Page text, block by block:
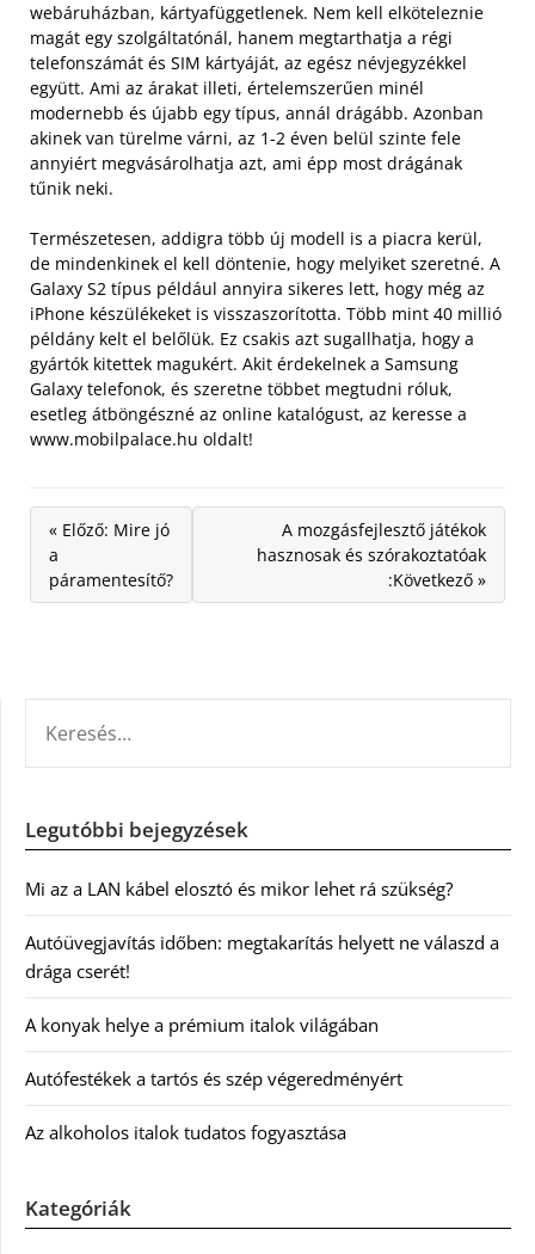
webáruházban, kártyafüggetlenek. Nem kell elköteleznie
magát egy szolgáltatónál, hanem megtarthatja a régi
telefonszámát és SIM kártyáját, az egész névjegyzékkel
együtt. Ami az árakat illeti, értelemszerűen minél
modernebb és újabb egy típus, annál drágább. Azonban
akinek van türelme várni, az 1-2 éven belül szinte fele
annyiért megvásárolhatja azt, ami épp most drágának
tűnik neki.
Természetesen, addigra több új modell is a piacra kerül,
de mindenkinek el kell döntenie, hogy melyiket szeretné. A
Galaxy S2 típus például annyira sikeres lett, hogy még az
iPhone készülékeket is visszaszorította. Több mint 40 millió
példány kelt el belőlük. Ez csakis azt sugallhatja, hogy a
gyártók kitettek magukért. Akit érdekelnek a Samsung
Galaxy telefonok, és szeretne többet megtudni róluk,
esetleg átböngészné az online katalógust, az keresse a
www.mobilpalace.hu oldalt!
« Előző: Mire jó
a
páramentesítő?
A mozgásfejlesztő játékok
hasznosak és szórakoztatóak
:Következő »
Legutóbbi bejegyzések
Mi az a LAN kábel elosztó és mikor lehet rá szükség?
Autóüvegjavítás időben: megtakarítás helyett ne válaszd a
drága cserét!
A konyak helye a prémium italok világában
Autófestékek a tartós és szép végeredményért
Az alkoholos italok tudatos fogyasztása
Kategóriák